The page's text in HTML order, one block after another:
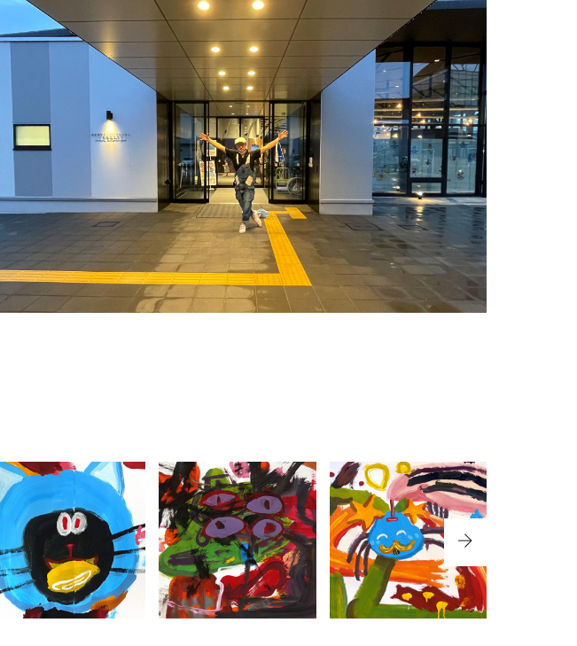
NO.317 鹿児島県
与論島『与論小学
校』
PICTURE BOOK
NO.349 佐賀県武
雄市『武雄市図書
館』
PICTURE BOOK
NO.286 福岡県福
岡市『内浜小学
校』
PICTURE BOOK